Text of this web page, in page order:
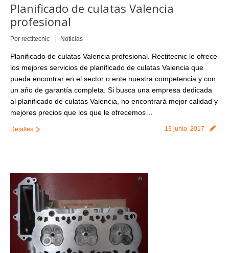
Planificado de culatas Valencia
profesional
Por rectitecnic Noticias
Planificado de culatas Valencia profesional. Rectitecnic le ofrece
los mejores servicios de planificado de culatas Valencia que
pueda encontrar en el sector o ente nuestra competencia y con
un año de garantía completa. Si busca una empresa dedicada
al planificado de culatas Valencia, no encontrará mejor calidad y
mejores precios que los que le ofrecemos…
13 junio, 2017
Detalles